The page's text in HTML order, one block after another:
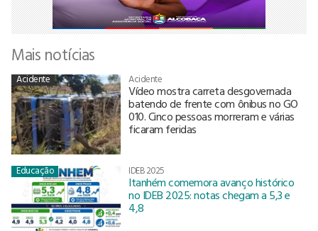
Mais notícias
Acidente Acidente
Vídeo mostra carreta desgovernada
batendo de frente com ônibus no GO
010. Cinco pessoas morreram e várias
ficaram feridas
Educação IDEB 2025
Itanhém comemora avanço histórico
no IDEB 2025: notas chegam a 5,3 e
4,8